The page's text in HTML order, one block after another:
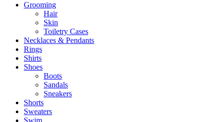
Grooming
Hair
Skin
Toiletry Cases
Necklaces & Pendants
Rings
Shirts
Shoes
Boots
Sandals
Sneakers
Shorts
Sweaters
Swim